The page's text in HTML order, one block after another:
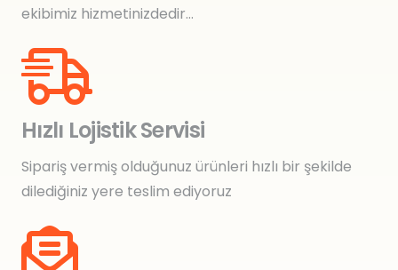
ekibimiz hizmetinizdedir…
Hızlı Lojistik Servisi
Sipariş vermiş olduğunuz ürünleri hızlı bir şekilde
dilediğiniz yere teslim ediyoruz